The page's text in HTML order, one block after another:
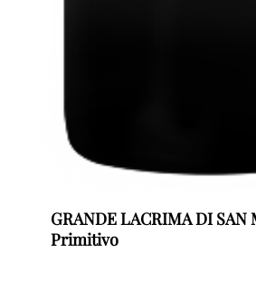
GRANDE LACRIMA DI SAN
Primitivo